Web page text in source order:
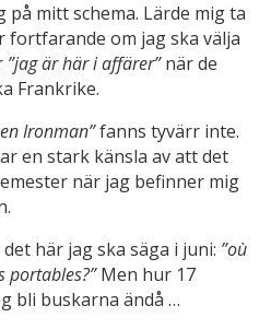
mitt schema. Lärde mig ta
fortfarande om jag ska välja
”jag är här i affärer”när de
Frankrike.
Ironman”fanns tyvärr inte.
en stark känsla av att det
när jag befinner mig
här jag ska säga i juni: ”où
portables?”Men hur 17
bli buskarna ändå …